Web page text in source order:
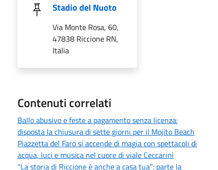
Stadio del Nuoto
Via Monte Rosa, 60,
47838 Riccione RN,
Italia
Contenuti correlati
Ballo abusivo e feste a pagamento senza licenza:
disposta la chiusura di sette giorni per il Mojito Beach
Piazzetta del Faro si accende di magia con spettacoli di
acqua, luci e musica nel cuore di viale Ceccarini
“La storia di Riccione è anche a casa tua”: parte la